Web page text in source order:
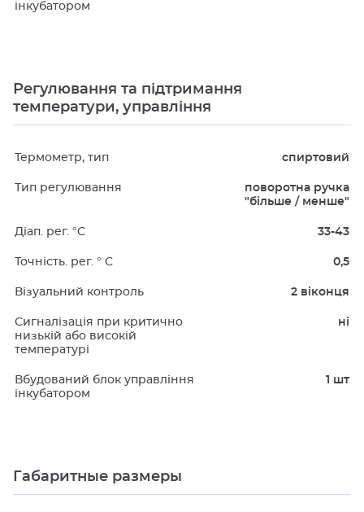
інкубатором
Регулювання та підтримання
температури, управління
Термометр, тип спиртовий
Тип регулювання
поворотна ручка
"більше / менше"
Діап. рег. °C 33-43
Точність. рег. ° C 0,5
Візуальний контроль 2 віконця
Сигналізація при критично
низькій або високій
температурі
ні
Вбудований блок управління
інкубатором
1 шт
Габаритные размеры